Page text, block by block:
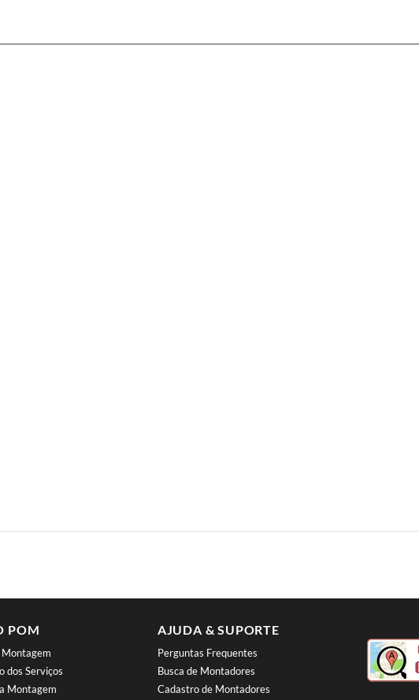
POM
Montagem
dos Serviços
Montagem
AJUDA & SUPORTE
Perguntas Frequentes
Busca de Montadores
Cadastro de Montadores